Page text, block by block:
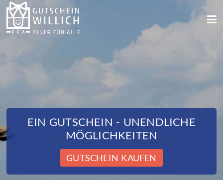
EIN GUTSCHEIN - UNENDLICHE
MÖGLICHKEITEN
GUTSCHEIN KAUFEN